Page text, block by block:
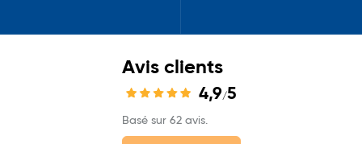
Avis clients
4,9/5
Basé sur 62 avis.